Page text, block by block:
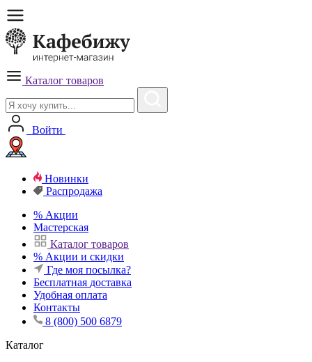
Каталог товаров
Войти
Новинки
Распродажа
% Акции
Мастерская
Каталог товаров
% Акции и скидки
Где моя посылка?
Бесплатная доставка
Удобная оплата
Контакты
8 (800) 500 6879
Каталог